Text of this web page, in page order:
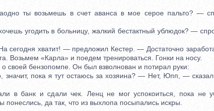
ты возьмешь в счет аванса в мое серое пальто? —
угодить в больницу, жалкий бестактный ублюдок? —
хватит! — предложил Кестер. — Достаточно
Возьмем «Карла» и поедем тренироваться. Гонки на носу.
бензопомпе. Он был взволнован и потирал руки:
пока я тут остаюсь за хозяина? — Нет, Юпп, —
банк и сдали чек. Ленц не мог успокоиться, пока не
да так, что из выхлопа посыпались искры.